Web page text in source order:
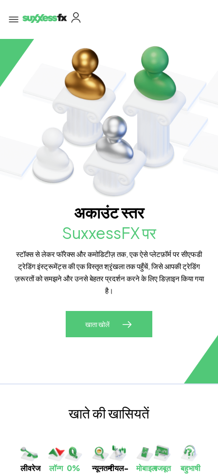
अकाउंट स्तर
SuxxessFX पर
स्टॉक्स से लेकर फॉरेक्स और कमोडिटीज़ तक, एक ऐसे प्लेटफ़ॉर्म पर सीएफडी
ट्रेडिंग इंस्ट्रूमेंट्स की एक विस्तृत श्रृंखला तक पहुँचें, जिसे आपकी ट्रेडिंग
ज़रूरतों को समझने और उनसे बेहतर प्रदर्शन करने के लिए डिज़ाइन किया गया
है।
खाता खोलें
खाते की खासियतें
लीवरेज
लॉन्ग 0%
न्यूनतमरीयल-
मोबाइलमजबूत
बहुभाषी